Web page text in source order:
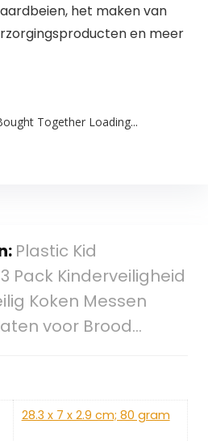
het maken van
en meer
Together Loading...
Plastic Kid
Pack Kinderveiligheid
Koken Messen
voor Brood…
‎28.3 x 7 x 2.9 cm; 80 gram